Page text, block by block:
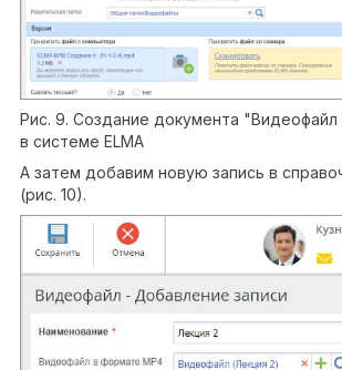
Рис. 9. Создание документа "Видеофайл
в системе ELMA
А затем добавим новую запись в
(рис. 10).